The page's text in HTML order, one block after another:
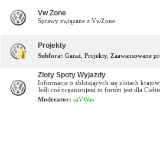
Vw Zone
Sprawy związane z VwZone.
Projekty
Subfora: Garaż Projekty, Zaawansowane
Zloty Spoty Wyjazdy
Informacje o zbliżających się zlotach
Jeśli coś organizujesz to forum jest dla
Moderator: saVWas